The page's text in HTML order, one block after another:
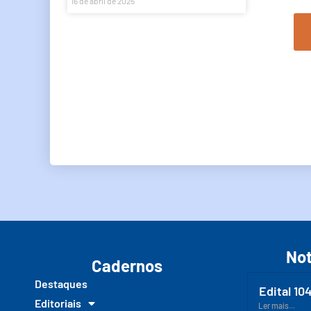
Cadernos
Destaques
Editoriais
Edital
Ler mais...